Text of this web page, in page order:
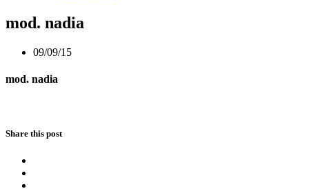
mod. nadia
09/09/15
mod. nadia
Share this post